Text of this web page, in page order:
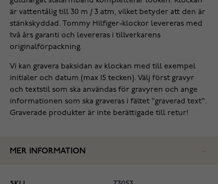
är vattentålig till 30 m / 3 atm, vilket betyder att den är
stänkskyddad. Tommy Hilfiger-klockor levereras med
två års garanti och levereras i tillverkarens
originalförpackning.
Vi kan gravera baksidan av klockan med till exempel
initialer och datum (max 15 tecken). Välj först gravyr
och textstil som ska användas för gravyren och ange
informationen som ska graveras i fältet "graverad text".
Graverade produkter är inte berättigade till retur!
MER INFORMATION